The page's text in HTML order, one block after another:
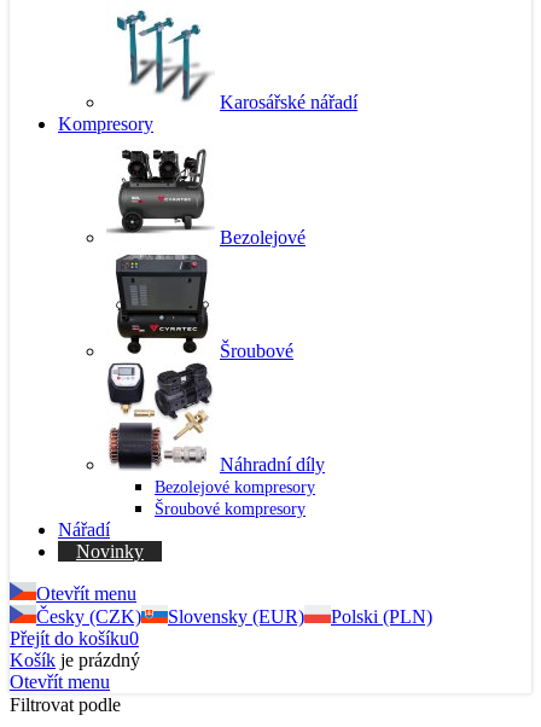
Karosářské nářadí
Kompresory
Bezolejové
Šroubové
Náhradní díly
Bezolejové kompresory
Šroubové kompresory
Nářadí
Novinky
Otevřít menu
Česky (CZK)
Slovensky (EUR)
Polski (PLN)
Přejít do košíku0
Košík je prázdný
Otevřít menu
Filtrovat podle